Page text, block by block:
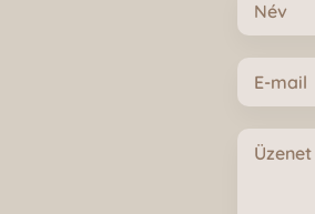
E-
mail
Üzenet